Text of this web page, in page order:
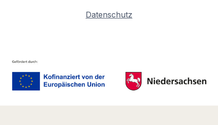
Datenschutz